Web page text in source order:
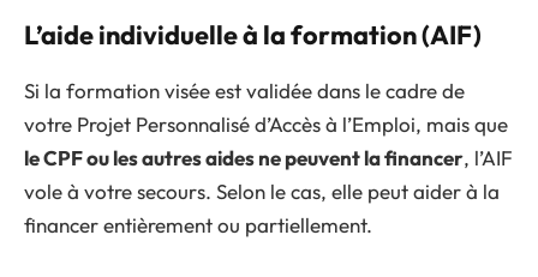
L’aide individuelle à la formation (AIF)
Si la formation visée est validée dans le cadre de
votre Projet Personnalisé d’Accès à l’Emploi, mais que
le CPF ou les autres aides ne peuvent la financer, l’AIF
vole à votre secours. Selon le cas, elle peut aider à la
financer entièrement ou partiellement.